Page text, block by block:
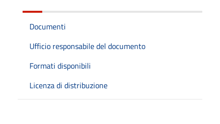
Documenti
Ufficio responsabile del documento
Formati disponibili
Licenza di distribuzione